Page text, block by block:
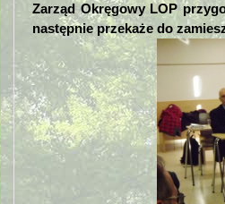
Zarząd Okręgowy LOP
następnie przekaże do